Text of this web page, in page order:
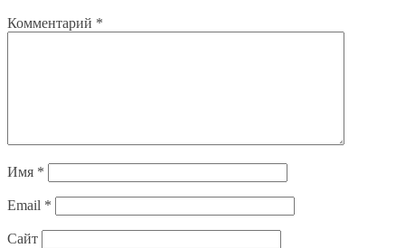
Комментарий *
Имя *
Email *
Сайт